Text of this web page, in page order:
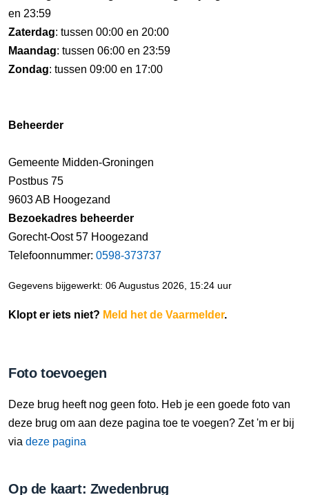
en 23:59
Zaterdag: tussen 00:00 en 20:00
Maandag: tussen 06:00 en 23:59
Zondag: tussen 09:00 en 17:00
Beheerder
Gemeente Midden-Groningen
Postbus 75
9603 AB Hoogezand
Bezoekadres beheerder
Gorecht-Oost 57 Hoogezand
Telefoonnummer: 0598-373737
Gegevens bijgewerkt: 06 Augustus 2026, 15:24 uur
Klopt er iets niet? Meld het de Vaarmelder.
Foto toevoegen
Deze brug heeft nog geen foto. Heb je een goede foto van
deze brug om aan deze pagina toe te voegen? Zet 'm er bij
via deze pagina
Op de kaart: Zwedenbrug